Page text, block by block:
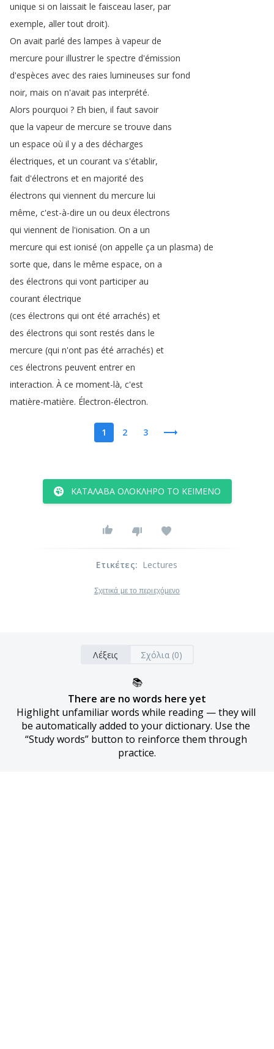
unique si on laissait le faisceau laser, par
exemple, aller tout droit).
On avait parlé des lampes à vapeur de
mercure pour illustrer le spectre d'émission
d'espèces avec des raies lumineuses sur fond
noir, mais on n'avait pas interprété.
Alors pourquoi ? Eh bien, il faut savoir
que la vapeur de mercure se trouve dans
un espace où il y a des décharges
électriques, et un courant va s'établir,
fait d'électrons et en majorité des
électrons qui viennent du mercure lui
même, c'est-à-dire un ou deux électrons
qui viennent de l'ionisation. On a un
mercure qui est ionisé (on appelle ça un plasma) de
sorte que, dans le même espace, on a
des électrons qui vont participer au
courant électrique
(ces électrons qui ont été arrachés) et
des électrons qui sont restés dans le
mercure (qui n'ont pas été arrachés) et
ces électrons peuvent entrer en
interaction. À ce moment-là, c'est
matière-matière. Électron-électron.
1 2 3
ΚΑΤΆΛΑΒΑ ΟΛΌΚΛΗΡΟ ΤΟ ΚΕΊΜΕΝΟ
Ετικέτες: Lectures
Σχετικά με το περιεχόμενο
Λέξεις Σχόλια (0)
📚
There are no words here yet
Highlight unfamiliar words while reading — they will
be automatically added to your dictionary. Use the
“Study words” button to reinforce them through
practice.